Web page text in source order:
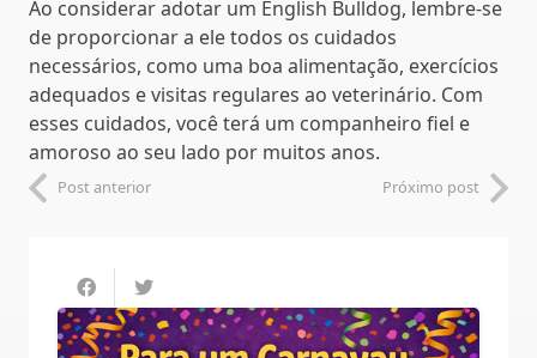
Ao considerar adotar um English Bulldog, lembre-se
de proporcionar a ele todos os cuidados
necessários, como uma boa alimentação, exercícios
adequados e visitas regulares ao veterinário. Com
esses cuidados, você terá um companheiro fiel e
amoroso ao seu lado por muitos anos.
Post anterior Próximo post